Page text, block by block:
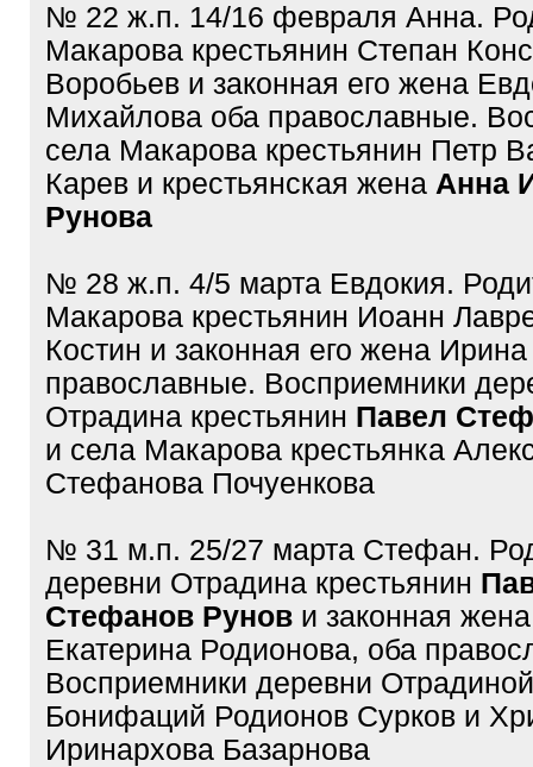
№ 22 ж.п. 14/16 февраля Анна.
Макарова крестьянин Степан
Воробьев и законная его жена
Михайлова оба православные.
села Макарова крестьянин Петр
Карев и крестьянская жена Анна
Рунова
№ 28 ж.п. 4/5 марта Евдокия.
Макарова крестьянин Иоанн
Костин и законная его жена
православные. Восприемники
Отрадина крестьянин Павел
и села Макарова крестьянка
Стефанова Почуенкова
№ 31 м.п. 25/27 марта Стефан.
деревни Отрадина крестьянин
Стефанов Рунов и законная жена
Екатерина Родионова, оба
Восприемники деревни
Бонифаций Родионов Сурков и
Иринархова Базарнова